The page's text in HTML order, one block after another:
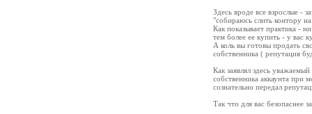
Здесь вроде все взрослые -
"собираюсь слить контору
Как показывает практика -
тем более ее купить - у вас
А коль вы готовы продать
собственника ( репутация
Как заявлял здесь
собственника аккаунта при
сознательно передал
Так что для вас безопаснее